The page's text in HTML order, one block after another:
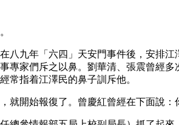
八九年「六四」天安門事件後，安排
專家們斥之以鼻。劉華清、張震曾經
常指着江澤民的鼻子訓斥他。
就開始報復了。曾慶紅曾經在下面說